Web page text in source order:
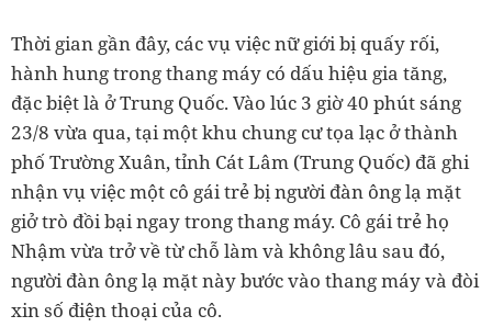
Thời gian gần đây, các vụ việc nữ giới bị quấy rối,
hành hung trong thang máy có dấu hiệu gia tăng,
đặc biệt là ở Trung Quốc. Vào lúc 3 giờ 40 phút sáng
23/8 vừa qua, tại một khu chung cư tọa lạc ở thành
phố Trường Xuân, tỉnh Cát Lâm (Trung Quốc) đã ghi
nhận vụ việc một cô gái trẻ bị người đàn ông lạ mặt
giở trò đồi bại ngay trong thang máy. Cô gái trẻ họ
Nhậm vừa trở về từ chỗ làm và không lâu sau đó,
người đàn ông lạ mặt này bước vào thang máy và đòi
xin số điện thoại của cô.